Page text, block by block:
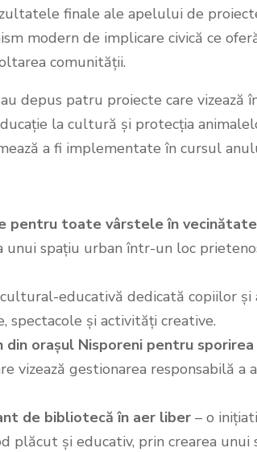
finale ale apelului de
modern de implicare civică ce
comunității.
depus patru proiecte care vizează
la cultură și protecția
a fi implementate în cursul
pentru toate vârstele în
spațiu urban într-un loc
educativă dedicată copiilor și
spectacole și activități creative.
orașul Nisporeni pentru
vizează gestionarea responsabilă
de bibliotecă în aer liber – o
plăcut și educativ, prin crearea